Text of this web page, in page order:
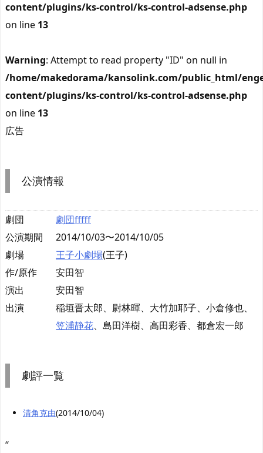
content/plugins/ks-control/ks-control-adsense.php
on line 13
Warning: Attempt to read property "ID" on null in
/home/makedorama/kansolink.com/public_html/
content/plugins/ks-control/ks-control-adsense.php
on line 13
広告
公演情報
劇団
劇団fffff
公演期間
2014/10/03〜2014/10/05
劇場
王子小劇場(王子)
作/原作
安田智
演出
安田智
出演
稲垣晋太郎、尉林暉、大竹加耶子、小倉修也、
笠浦静花、島田洋樹、高田彩香、都倉宏一郎
劇評一覧
清角克由(2014/10/04)
“